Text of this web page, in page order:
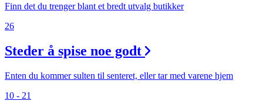
Finn det du trenger blant et bredt utvalg butikker
26
Steder å spise noe godt
Enten du kommer sulten til senteret, eller tar med varene hjem
10 - 21